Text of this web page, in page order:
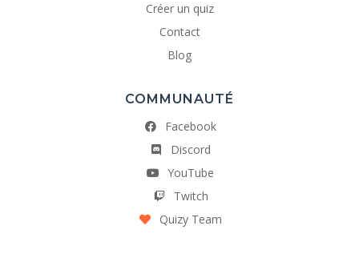
Créer un quiz
Contact
Blog
COMMUNAUTÉ
Facebook
Discord
YouTube
Twitch
Quizy Team